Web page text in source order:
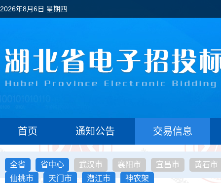
2026年8月6日 星期四
首页 通知公告 交易信息
全省 省中心 武汉市 襄阳市 宜昌市
黄石市
仙桃市
天门市 潜江市 神农架